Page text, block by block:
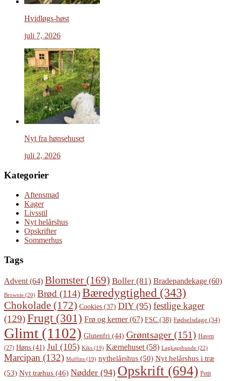
Hvidløgs-høst
juli 7, 2026
Nyt fra hønsehuset
juli 2, 2026
Kategorier
Aftensmad
Kager
Livsstil
Nyt helårshus
Opskrifter
Sommerhus
Tags
Advent (64) Blomster (169) Boller (81) Bradepandekage (60)
Brownie (20) Brød (114)Bæredygtighed (343)
Chokolade (172) Cookies (37) DIY(95) festlige kager
(129)Frugt(301) Frø og kerner(67) FSC (38) Fødselsdage (34)
Glimt (1102) Glutenfri (44) Grøntsager (151) Haven
(27) Høns (41) Jul (105) Kiks (19) Kærnehuset (58) Lagkagebunde (22)
Marcipan (132) Muffins (19) nythelårshus (50) Nyt helårshus i træ
(53) Nyt træhus (46) Nødder (94) Opskrift (694) Petit